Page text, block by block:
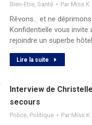
Bien-Etre,Santé Par Miss K
Rêvons… et ne
Konfidentielle vous invite
rejoindre un superbe
Lire la suite
Interview de
secours
Police, Politique Par Miss K